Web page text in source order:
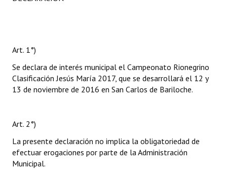
Art. 1°)
Se declara de interés municipal el Campeonato Rionegrino
Clasificación Jesús María 2017, que se desarrollará el 12 y
13 de noviembre de 2016 en San Carlos de Bariloche.
Art. 2°)
La presente declaración no implica la obligatoriedad de
efectuar erogaciones por parte de la Administración
Municipal.